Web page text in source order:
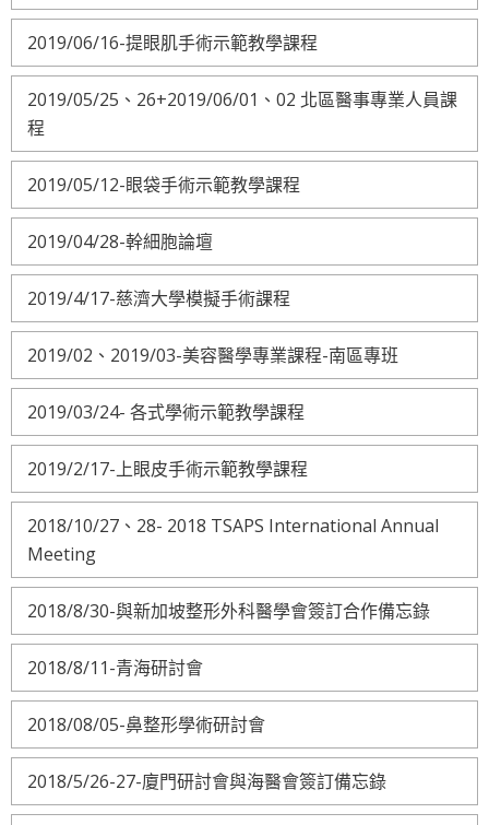
2019/06/16-提眼肌手術示範教學課程
2019/05/25、26+2019/06/01、02 北區醫事專業人員課
程
2019/05/12-眼袋手術示範教學課程
2019/04/28-幹細胞論壇
2019/4/17-慈濟大學模擬手術課程
2019/02、2019/03-美容醫學專業課程-南區專班
2019/03/24- 各式學術示範教學課程
2019/2/17-上眼皮手術示範教學課程
2018/10/27、28- 2018 TSAPS International Annual
Meeting
2018/8/30-與新加坡整形外科醫學會簽訂合作備忘錄
2018/8/11-青海研討會
2018/08/05-鼻整形學術研討會
2018/5/26-27-廈門研討會與海醫會簽訂備忘錄